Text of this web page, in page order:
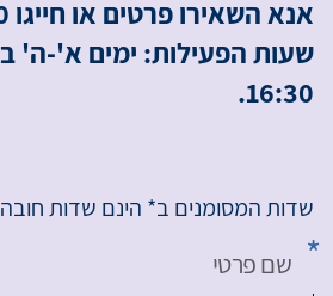
אנא השאירו פרטים או חייגו 03-7752000.
16:30.
שדות המסומנים ב* הינם שדות חובה
שם פרטי